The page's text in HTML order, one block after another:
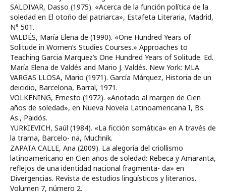
SALDIVAR, Dasso (1975). «Acerca de la función política de la
soledad en El otoño del patriarca», Estafeta Literaria, Madrid,
N° 501.
VALDÉS, María Elena de (1990). «One Hundred Years of
Solitude in Women’s Studies Courses.» Approaches to
Teaching Garcia Marquez’s One Hundred Years of Solitude. Ed.
María Elena de Valdés and Mario J. Valdés. New York: MLA.
VARGAS LLOSA, Mario (1971). García Márquez, Historia de un
deicidio, Barcelona, Barral, 1971.
VOLKENING, Ernesto (1972). «Anotado al margen de Cien
años de soledad», en Nueva Novela Latinoamericana I, Bs.
As., Paidós.
YURKIEVICH, Saúl (1984). «La ficción somática» en A través de
la trama, Barcelo- na, Muchnik.
ZAPATA CALLE, Ana (2009). La alegoría del criollismo
latinoamericano en Cien años de soledad: Rebeca y Amaranta,
reflejos de una identidad nacional fragmenta- da» en
Divergencias. Revista de estudios lingüísticos y literarios.
Volumen 7, número 2.